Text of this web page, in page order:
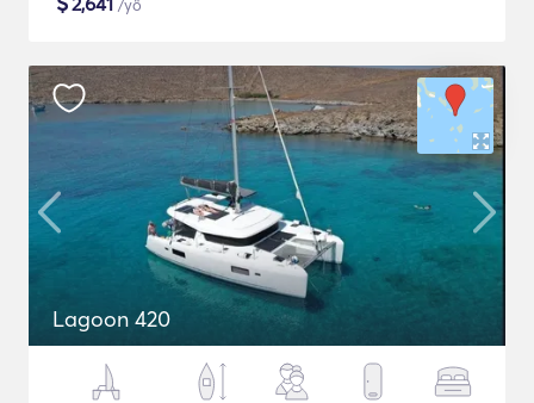
/yö
Lagoon 420